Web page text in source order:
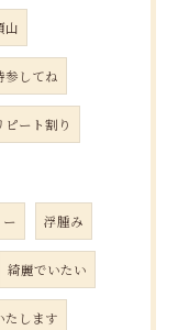
山
参してね
ピート割り
浮腫み
綺麗でいたい
たします